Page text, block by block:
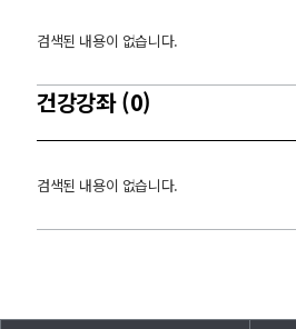
검색된 내용이 없습니다.
건강강좌 (0)
검색된 내용이 없습니다.